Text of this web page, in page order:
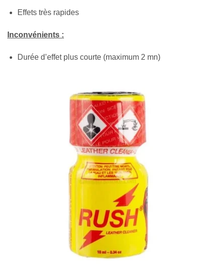
Effets très rapides
Inconvénients :
Durée d’effet plus courte (maximum 2 mn)